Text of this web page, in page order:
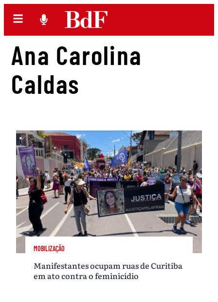
Ana Carolina
Caldas
MOBILIZAÇÃO
Manifestantes ocupam ruas de Curitiba
em ato contra o feminicídio